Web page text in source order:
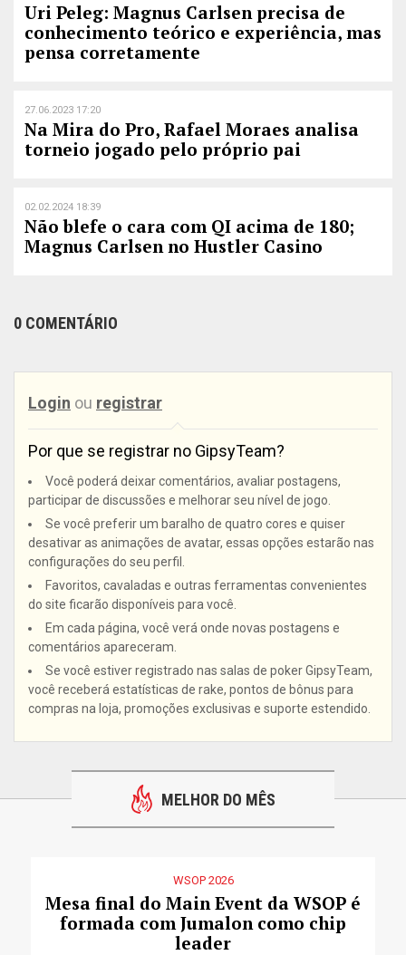
Uri Peleg: Magnus Carlsen precisa de
conhecimento teórico e experiência, mas
pensa corretamente
27.06.2023 17:20
Na Mira do Pro, Rafael Moraes analisa
torneio jogado pelo próprio pai
02.02.2024 18:39
Não blefe o cara com QI acima de 180;
Magnus Carlsen no Hustler Casino
0 COMENTÁRIO
Login ou registrar
Por que se registrar no GipsyTeam?
Você poderá deixar comentários, avaliar postagens,
participar de discussões e melhorar seu nível de jogo.
Se você preferir um baralho de quatro cores e quiser
desativar as animações de avatar, essas opções estarão nas
configurações do seu perfil.
Favoritos, cavaladas e outras ferramentas convenientes
do site ficarão disponíveis para você.
Em cada página, você verá onde novas postagens e
comentários apareceram.
Se você estiver registrado nas salas de poker GipsyTeam,
você receberá estatísticas de rake, pontos de bônus para
compras na loja, promoções exclusivas e suporte estendido.
MELHOR DO MÊS
WSOP 2026
Mesa final do Main Event da WSOP é
formada com Jumalon como chip
leader